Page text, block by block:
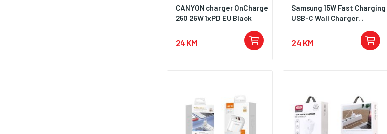
CANYON charger OnCharge
250 25W 1xPD EU Black
24 KM
Samsung 15W Fast Charging
USB-C Wall Charger...
24 KM